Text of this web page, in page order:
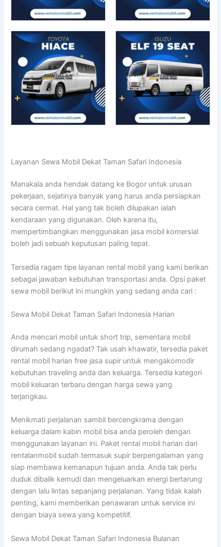
Layanan Sewa Mobil Dekat Taman Safari Indonesia
Manakala anda hendak datang ke Bogor untuk urusan
pekerjaan, sejatinya banyak yang harus anda persiapkan
secara cermat. Hal yang tak boleh dilupakan ialah
kendaraan yang digunakan. Oleh karena itu,
mempertimbangkan menggunakan jasa mobil komersial
boleh jadi sebuah keputusan paling tepat.
Tersedia ragam tipe layanan rental mobil yang kami berikan
sebagai jawaban kebutuhan transportasi anda. Opsi paket
sewa mobil berikut ini mungkin yang sedang anda cari :
Sewa Mobil Dekat Taman Safari Indonesia Harian
Anda mencari mobil untuk short trip, sementara mobil
dirumah sedang ngadat? Tak usah khawatir, tersedia paket
rental mobil harian free jasa supir untuk mengakomodir
kebutuhan traveling anda dan keluarga. Tersedia kategori
mobil keluaran terbaru dengan harga sewa yang
terjangkau.
Menikmati perjalanan sambil bercengkrama dengan
keluarga dalam kabin mobil bisa anda peroleh dengan
menggunakan layanan ini. Paket rental mobil harian dari
rentalanmobil sudah termasuk supir berpengalaman yang
siap membawa kemanapun tujuan anda. Anda tak perlu
duduk dibalik kemudi dan mengeluarkan energi bertarung
dengan lalu lintas sepanjang perjalanan. Yang tidak kalah
penting, kami memberikan penawaran untuk service ini
dengan biaya sewa yang kompetitif.
Sewa Mobil Dekat Taman Safari Indonesia Bulanan